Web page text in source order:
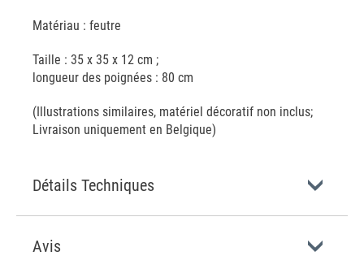
Matériau : feutre
Taille : 35 x 35 x 12 cm ;
longueur des poignées : 80 cm
(Illustrations similaires, matériel décoratif non inclus;
Livraison uniquement en Belgique)
Détails Techniques
Avis